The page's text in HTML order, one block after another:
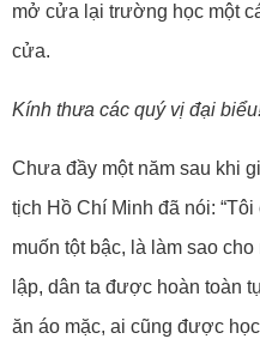
mở cửa lại trường học một
cửa.
Kính thưa các quý vị đại
Chưa đầy một năm sau khi
tịch Hồ Chí Minh đã nói:
muốn tột bậc, là làm sao
lập, dân ta được hoàn toàn
ăn áo mặc, ai cũng được